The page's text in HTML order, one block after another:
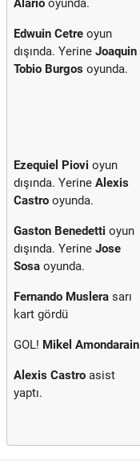
Alario oyunda.
Edwuin Cetre oyun
dışında. Yerine Joaquin
Tobio Burgos oyunda.
Ezequiel Piovi oyun
dışında. Yerine Alexis
Castro oyunda.
Gaston Benedetti oyun
dışında. Yerine Jose
Sosa oyunda.
Fernando Muslera sarı
kart gördü
GOL! Mikel Amondarain
Alexis Castro asist
yaptı.